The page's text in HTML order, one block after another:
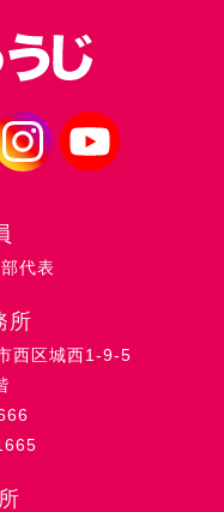
代表
所
西区城西1-9-5